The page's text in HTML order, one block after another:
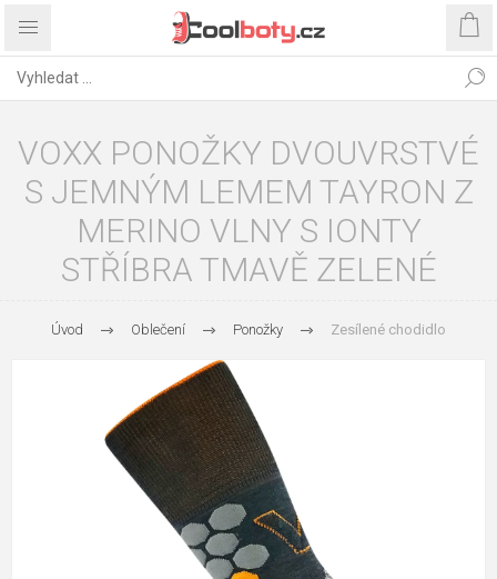
VOXX PONOŽKY DVOUVRSTVÉ
S JEMNÝM LEMEM TAYRON Z
MERINO VLNY S IONTY
STŘÍBRA TMAVĚ ZELENÉ
Úvod Oblečení Ponožky Zesílené chodidlo